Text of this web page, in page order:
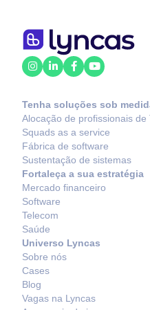
Tenha soluções sob
Alocação de profissionais de
Squads as a service
Fábrica de software
Sustentação de sistemas
Fortaleça a sua estratégia
Mercado financeiro
Software
Telecom
Saúde
Universo Lyncas
Sobre nós
Cases
Blog
Vagas na Lyncas